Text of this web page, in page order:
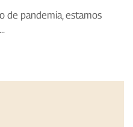
pandemia, estamos